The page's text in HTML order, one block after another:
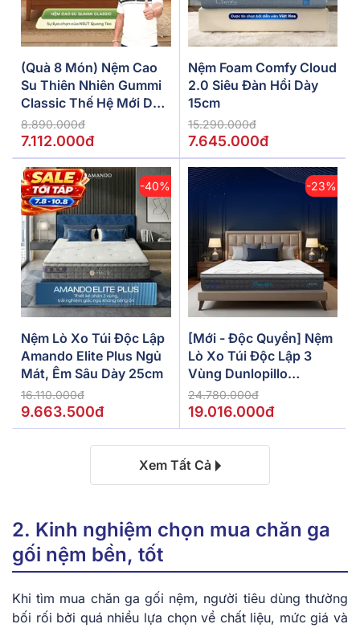
(Quà 8 Món) Nệm Cao
Su Thiên Nhiên Gummi
Classic Thế Hệ Mới Dày
5/10/15cm
8.890.000đ
7.112.000đ
Nệm Foam Comfy Cloud
2.0 Siêu Đàn Hồi Dày
15cm
15.290.000đ
7.645.000đ
-40%
Nệm Lò Xo Túi Độc Lập
Amando Elite Plus Ngủ
Mát, Êm Sâu Dày 25cm
16.110.000đ
9.663.500đ
-23%
[Mới - Độc Quyền] Nệm
Lò Xo Túi Độc Lập 3
Vùng Dunlopillo
De.Stress Powerful
24.780.000đ
19.016.000đ
Xem Tất Cả
2. Kinh nghiệm chọn mua chăn ga
gối nệm bền, tốt
Khi tìm mua chăn ga gối nệm, người tiêu dùng thường
bối rối bởi quá nhiều lựa chọn về chất liệu, mức giá và